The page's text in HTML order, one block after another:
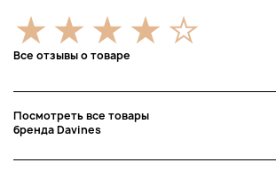
Все отзывы о товаре
Посмотреть все товары
бренда Davines